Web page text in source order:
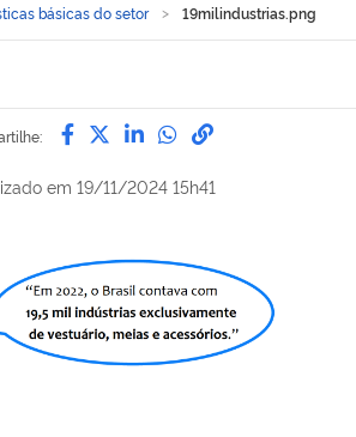
básicas do setor 19milindustrias.png
Compartilhe por Facebook
Compartilhe por Twitter
Compartilhe por
Compartilhe
link para
em 19/11/2024 15h41